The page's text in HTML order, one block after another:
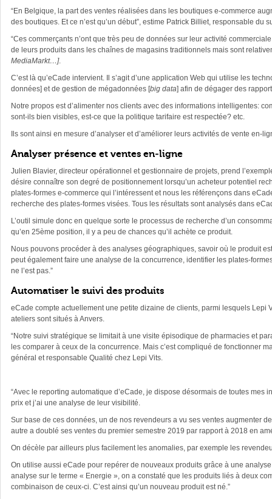
“En Belgique, la part des ventes réalisées dans les boutiques e-commerce
des boutiques. Et ce n’est qu’un début”, estime Patrick Billiet, responsable du
“Ces commerçants n’ont que très peu de données sur leur activité
de leurs produits dans les chaînes de magasins traditionnels mais sont
MediaMarkt…].
C’est là qu’eCade intervient. Il s’agit d’une application Web qui utilise les
données] et de gestion de mégadonnées [big data] afin de dégager des
Notre propos est d’alimenter nos clients avec des informations intelligentes:
sont-ils bien visibles, est-ce que la politique tarifaire est respectée? etc.
Ils sont ainsi en mesure d’analyser et d’améliorer leurs activités de vente en-
Analyser présence et ventes en-ligne
Julien Blavier, directeur opérationnel et gestionnaire de projets, prend
désire connaître son degré de positionnement lorsqu’un acheteur potentiel
plates-formes e-commerce qui l’intéressent et nous les référençons dans
recherche des plates-formes visées. Tous les résultats sont analysés dans
L’outil simule donc en quelque sorte le processus de recherche d’un
qu’en 25ème position, il y a peu de chances qu’il achète ce produit.
Nous pouvons procéder à des analyses géographiques, savoir où le produit
peut également faire une analyse de la concurrence, identifier les plates-
ne l’est pas.”
Automatiser le suivi des produits
eCade compte actuellement une petite dizaine de clients, parmi lesquels
ateliers sont situés à Anvers.
“Notre suivi stratégique se limitait à une visite épisodique de pharmacies et
les comparer à ceux de la concurrence. Mais c’est compliqué de fonctionner
général et responsable Qualité chez Lepi Vits.
“Avec le reporting automatique d’eCade, je dispose désormais de toutes
prix et j’ai une analyse de leur visibilité.
Sur base de ces données, un de nos revendeurs a vu ses ventes augmenter
autre a doublé ses ventes du premier semestre 2019 par rapport à 2018 en
On décèle par ailleurs plus facilement les anomalies, par exemple les
On utilise aussi eCade pour repérer de nouveaux produits grâce à une
analyse sur le terme « Energie », on a constaté que les produits liés à deux
combinaison de ceux-ci. C’est ainsi qu’un nouveau produit est né.”